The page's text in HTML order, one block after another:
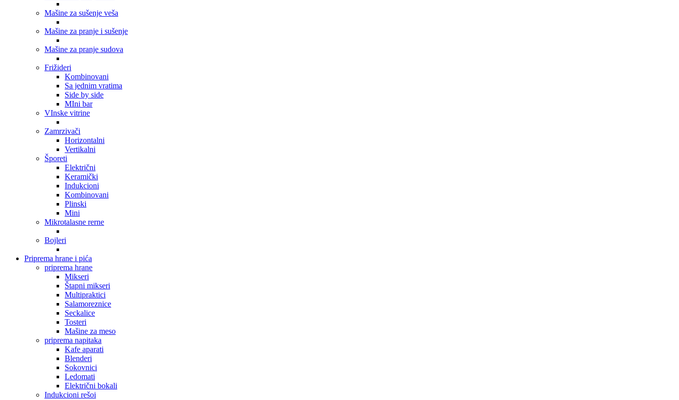
Mašine za sušenje veša
Mašine za pranje i sušenje
Mašine za pranje sudova
Frižideri
Kombinovani
Sa jednim vratima
Side by side
MIni bar
VInske vitrine
Zamrzivači
Horizontalni
Vertikalni
Šporeti
Električni
Keramički
Indukcioni
Kombinovani
Plinski
Mini
Mikrotalasne rerne
Bojleri
Priprema hrane i pića
priprema hrane
Mikseri
Štapni mikseri
Multipraktici
Salamoreznice
Seckalice
Tosteri
Mašine za meso
priprema napitaka
Kafe aparati
Blenderi
Sokovnici
Ledomati
Električni bokali
Indukcioni rešoi